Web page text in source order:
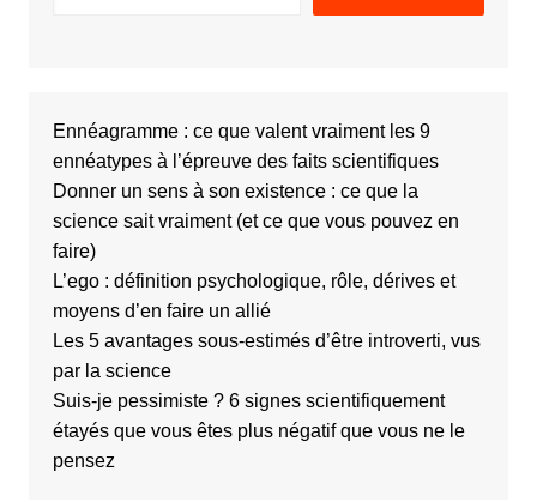
Ennéagramme : ce que valent vraiment les 9
ennéatypes à l’épreuve des faits scientifiques
Donner un sens à son existence : ce que la
science sait vraiment (et ce que vous pouvez en
faire)
L’ego : définition psychologique, rôle, dérives et
moyens d’en faire un allié
Les 5 avantages sous-estimés d’être introverti, vus
par la science
Suis-je pessimiste ? 6 signes scientifiquement
étayés que vous êtes plus négatif que vous ne le
pensez